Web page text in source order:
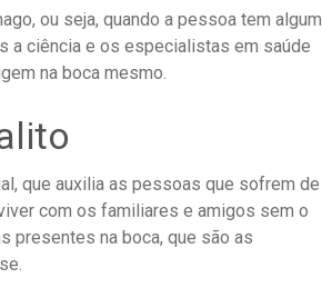
ou seja, quando a pessoa tem algum
a ciência e os especialistas em saúde
na boca mesmo.
que auxilia as pessoas que sofrem de
com os familiares e amigos sem o
presentes na boca, que são as